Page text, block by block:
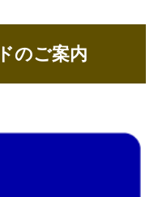
のご案内